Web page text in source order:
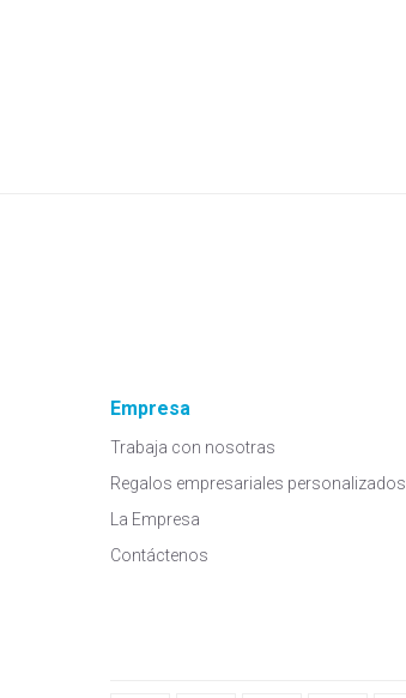
Empresa
Trabaja con nosotras
Regalos empresariales personalizados
La Empresa
Contáctenos